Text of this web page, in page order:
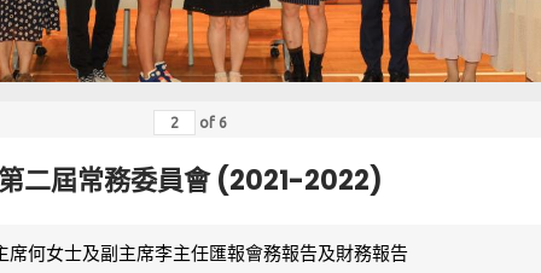
of 6
二屆常務委員會 (2021-2022)
席何女士及副主席李主任匯報會務報告及財務報告